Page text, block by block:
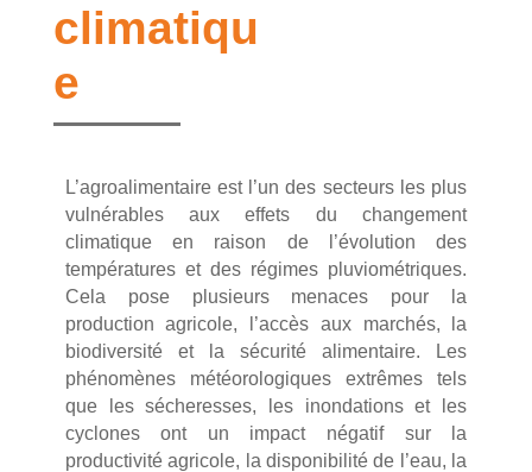
climatiqu
e
L’agroalimentaire est l’un des secteurs les plus
vulnérables aux effets du changement
climatique en raison de l’évolution des
températures et des régimes pluviométriques.
Cela pose plusieurs menaces pour la
production agricole, l’accès aux marchés, la
biodiversité et la sécurité alimentaire. Les
phénomènes météorologiques extrêmes tels
que les sécheresses, les inondations et les
cyclones ont un impact négatif sur la
productivité agricole, la disponibilité de l’eau, la